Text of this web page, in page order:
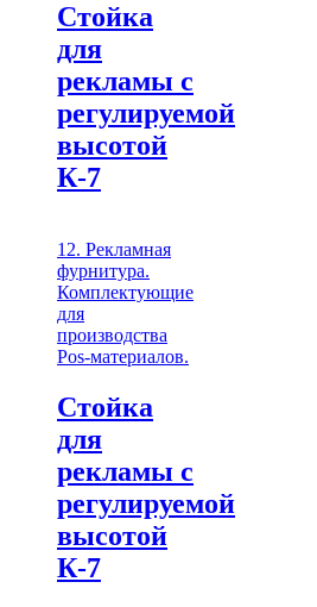
Стойка
для
рекламы с
регулируемой
высотой
К-7
12. Рекламная
фурнитура.
Комплектующие
для
производства
Pos-материалов.
Стойка
для
рекламы с
регулируемой
высотой
К-7